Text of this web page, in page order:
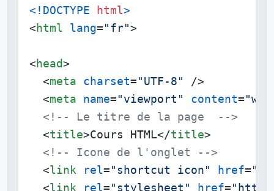
<!DOCTYPE html>
< html lang= "fr">
< head>
<meta charset= "UTF-8"
/>
<meta name= "viewport" content=
<!-- Le titre de la page  -->
<title>Cours HTML</title>
<!-- Icone de l'onglet -->
<link rel= "shortcut icon" href=
<link rel= "stylesheet" href=